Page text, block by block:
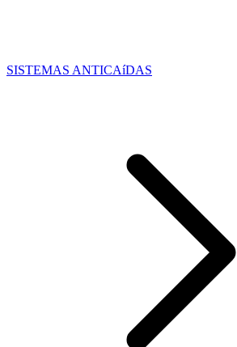
SISTEMAS ANTICAíDAS